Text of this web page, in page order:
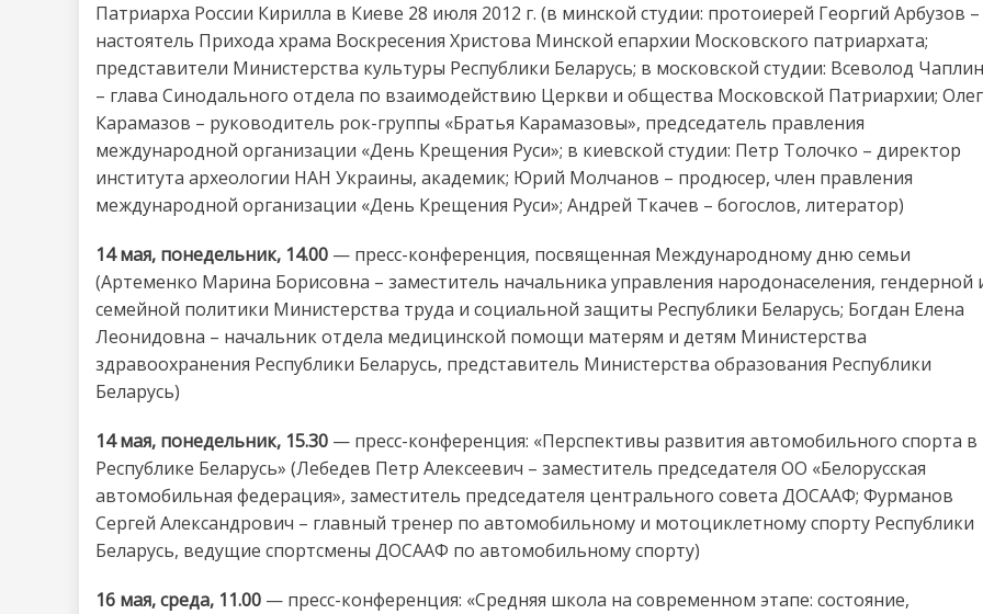
Патриарха России Кирилла в Киеве 28 июля 2012 г. (в минской студии: протоиерей Георгий Арбузов –
настоятель Прихода храма Воскресения Христова Минской епархии Московского патриархата;
представители Министерства культуры Республики Беларусь; в московской студии: Всеволод Чаплин
– глава Синодального отдела по взаимодействию Церкви и общества Московской Патриархии; Олег
Карамазов – руководитель рок-группы «Братья Карамазовы», председатель правления
международной организации «День Крещения Руси»; в киевской студии: Петр Толочко – директор
института археологии НАН Украины, академик; Юрий Молчанов – продюсер, член правления
международной организации «День Крещения Руси»; Андрей Ткачев – богослов, литератор)
14 мая, понедельник, 14.00 — пресс-конференция, посвященная Международному дню семьи
(Артеменко Марина Борисовна – заместитель начальника управления народонаселения, гендерной
семейной политики Министерства труда и социальной защиты Республики Беларусь; Богдан Елена
Леонидовна – начальник отдела медицинской помощи матерям и детям Министерства
здравоохранения Республики Беларусь, представитель Министерства образования Республики
Беларусь)
14 мая, понедельник, 15.30 — пресс-конференция: «Перспективы развития автомобильного спорта в
Республике Беларусь» (Лебедев Петр Алексеевич – заместитель председателя ОО «Белорусская
автомобильная федерация», заместитель председателя центрального совета ДОСААФ; Фурманов
Сергей Александрович – главный тренер по автомобильному и мотоциклетному спорту Республики
Беларусь, ведущие спортсмены ДОСААФ по автомобильному спорту)
16 мая, среда, 11.00 — пресс-конференция: «Средняя школа на современном этапе: состояние,